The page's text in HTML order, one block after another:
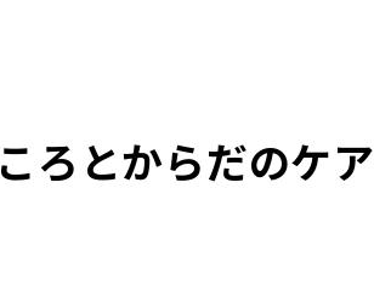
ろとからだのケ